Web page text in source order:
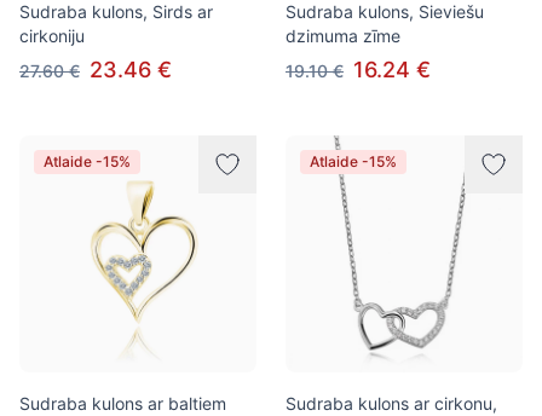
Sudraba kulons, Sirds ar
cirkoniju
27.60 € 23.46 €
Sudraba kulons, Sieviešu
dzimuma zīme
19.10 € 16.24 €
Atlaide -15%
Sudraba kulons ar baltiem
Atlaide -15%
Sudraba kulons ar cirkonu,